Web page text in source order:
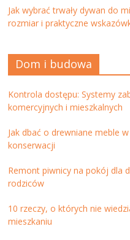
Jak wybrać trwały dywan do
rozmiar i praktyczne
Dom i budowa
Kontrola dostępu: Systemy
komercyjnych i mieszkalnych
Jak dbać o drewniane meble
konserwacji
Remont piwnicy na pokój dla
rodziców
10 rzeczy, o których nie
mieszkaniu